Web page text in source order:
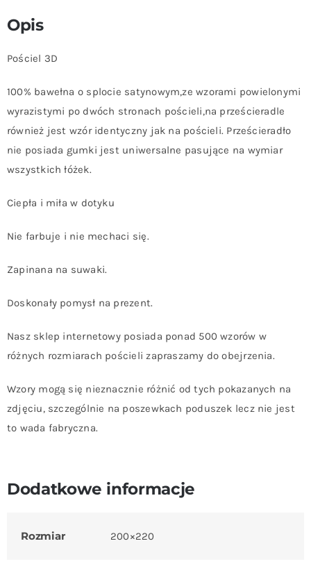
Opis
Pościel 3D
100% bawełna o splocie satynowym,ze wzorami powielonymi
wyrazistymi po dwóch stronach pościeli,na prześcieradle
również jest wzór identyczny jak na pościeli. Prześcieradło
nie posiada gumki jest uniwersalne pasujące na wymiar
wszystkich łóżek.
Ciepła i miła w dotyku
Nie farbuje i nie mechaci się.
Zapinana na suwaki.
Doskonały pomysł na prezent.
Nasz sklep internetowy posiada ponad 500 wzorów w
różnych rozmiarach pościeli zapraszamy do obejrzenia.
Wzory mogą się nieznacznie różnić od tych pokazanych na
zdjęciu, szczególnie na poszewkach poduszek lecz nie jest
to wada fabryczna.
Dodatkowe informacje
Rozmiar 200×220